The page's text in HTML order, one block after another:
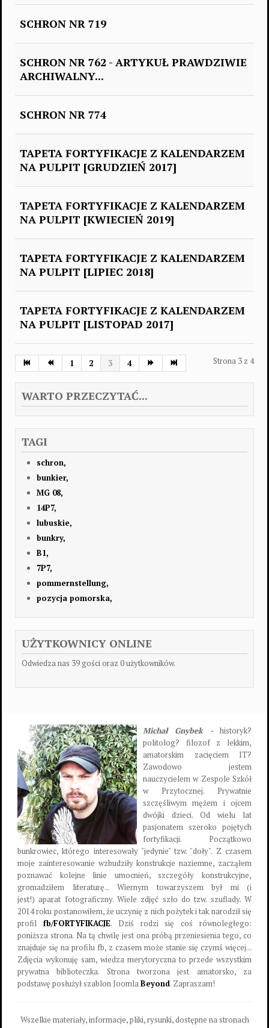
SCHRON NR 719
SCHRON NR 762 - ARTYKUŁ PRAWDZIWIE
ARCHIWALNY...
SCHRON NR 774
TAPETA FORTYFIKACJE Z KALENDARZEM
NA PULPIT [GRUDZIEŃ 2017]
TAPETA FORTYFIKACJE Z KALENDARZEM
NA PULPIT [KWIECIEŃ 2019]
TAPETA FORTYFIKACJE Z KALENDARZEM
NA PULPIT [LIPIEC 2018]
TAPETA FORTYFIKACJE Z KALENDARZEM
NA PULPIT [LISTOPAD 2017]
Strona 3 z 4
1 2 3 4
WARTO PRZECZYTAĆ...
TAGI
schron,
bunkier,
MG 08,
14P7,
lubuskie,
bunkry,
B1,
7P7,
pommernstellung,
pozycja pomorska,
UŻYTKOWNICY ONLINE
Odwiedza nas 39 gości oraz 0 użytkowników.
Michał Gnybek - historyk?
politolog? filozof z lekkim,
amatorskim zacięciem IT?
Zawodowo jestem
nauczycielem w Zespole Szkół
w Przytocznej. Prywatnie
szczęśliwym mężem i ojcem
dwójki dzieci. Od wielu lat
pasjonatem szeroko pojętych
fortyfikacji. Początkowo
bunkrowiec, którego interesowały "jedynie" tzw. "doły". Z czasem
moje zainteresowanie wzbudziły konstrukcje naziemne, zacząłem
poznawać kolejne linie umocnień, szczegóły konstrukcyjne,
gromadziłem literaturę... Wiernym towarzyszem był mi (i
jest!) aparat fotograficzny. Wiele zdjęć szło do tzw. szuflady. W
2014 roku postanowiłem, że uczynię z nich pożytek i tak narodził się
profil fb/FORTYFIKACJE. Dziś rodzi się coś równoległego:
poniższa strona. Na tą chwilę jest ona próbą przeniesienia tego, co
znajduje się na profilu fb, z czasem może stanie się czymś więcej...
Zdjęcia wykonuję sam, wiedza merytoryczna to przede wszystkim
prywatna biblioteczka. Strona tworzona jest amatorsko, za
podstawę posłużył szablon JoomlaBeyond. Zapraszam!
Wszelkie materiały, informacje, pliki, rysunki, dostępne na stronach